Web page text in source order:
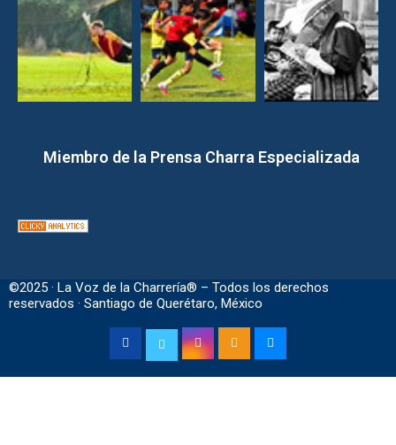
Miembro de la Prensa Charra Especializada
©2025 · La Voz de la Charrería® – Todos los derechos
reservados · Santiago de Querétaro, México